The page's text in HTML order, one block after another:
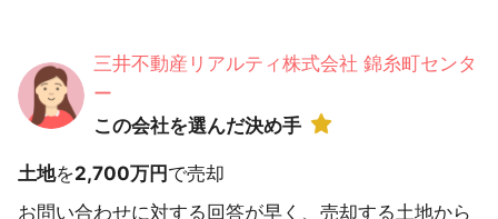
三井不動産リアルティ株式会社 錦糸町センタ
ー
この会社を選んだ決め手
土地を2,700万円 で売却
お問い合わせに対する回答が早く、売却する土地から